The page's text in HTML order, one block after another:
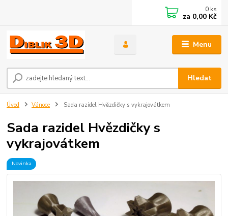
Menu
Hledat
0 ks
za 0,00 Kč
Úvod Vánoce Sada razidel Hvězdičky s vykrajovátkem
Sada razidel Hvězdičky s
vykrajovátkem
Novinka